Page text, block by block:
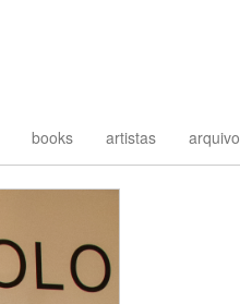
books artistas arquivo